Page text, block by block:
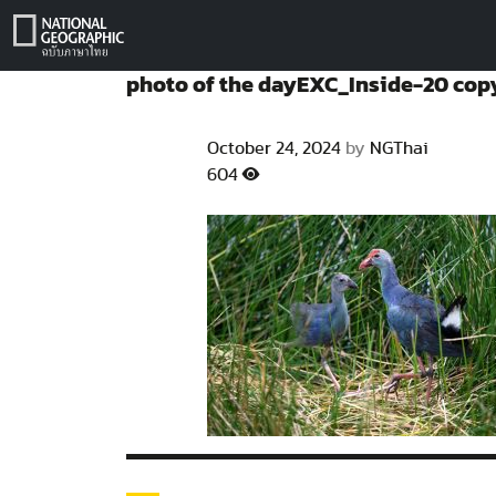
Skip
photo of the dayEXC_Inside-20
October 24, 2024 by NGThai
604